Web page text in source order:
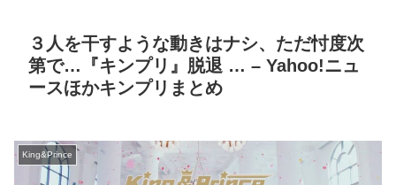
３人を干すような動きはナシ、ただ忖度次
第で…『キンプリ』脱退 … – Yahoo!ニュ
ースほかキンプリまとめ
King&Prince